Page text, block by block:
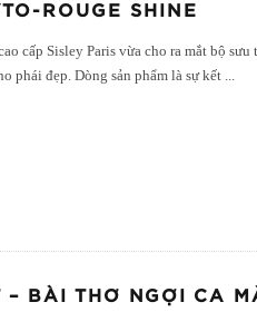
ROUGE SHINE
cấp Sisley Paris vừa cho ra mắt bộ
phái đẹp. Dòng sản phẩm là sự kết
– BÀI THƠ NGỢI CA